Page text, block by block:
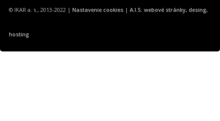
© IKAR a. s., 2013-2022 | Nastavenie cookies| A.I.S. webové stránky, desing,
hosting